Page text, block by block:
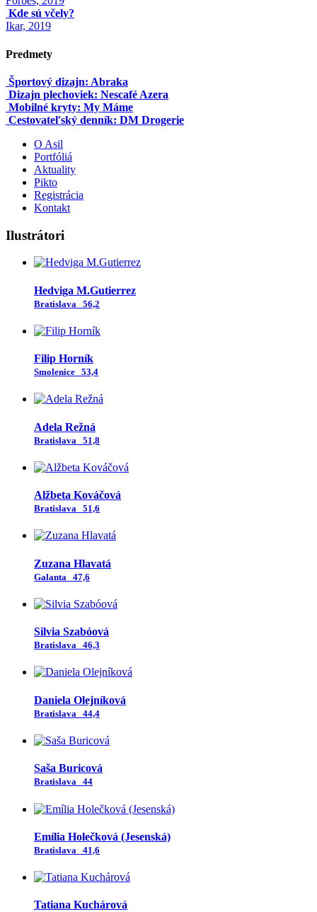
Kde sú včely?
Ikar, 2019
Predmety
Športový dizajn: Abraka
Dizajn plechoviek: Nescafé Azera
Mobilné kryty: My Máme
Cestovateľský denník: DM Drogerie
O Asil
Portfóliá
Aktuality
Pikto
Registrácia
Kontakt
Ilustrátori
Hedviga M.Gutierrez
Bratislava 56,2
Filip Horník
Smolenice 53,4
Adela Režná
Bratislava 51,8
Alžbeta Kováčová
Bratislava 51,6
Zuzana Hlavatá
Galanta 47,6
Silvia Szabóová
Bratislava 46,3
Daniela Olejníková
Bratislava 44,4
Saša Buricová
Bratislava 44
Emília Holečková (Jesenská)
Bratislava 41,6
Tatiana Kuchárová